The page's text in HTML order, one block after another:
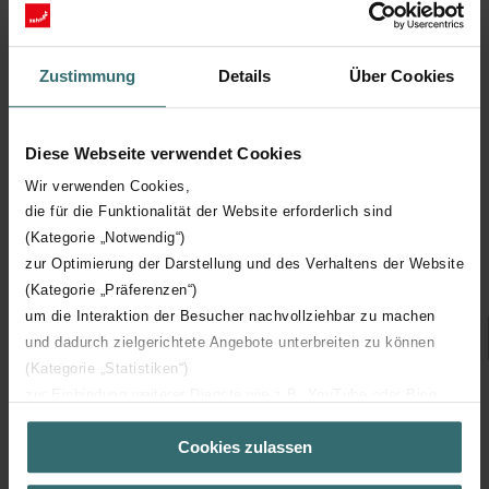
Zustimmung Details Über Cookies
Diese Webseite verwendet Cookies
Wir verwenden Cookies,
die für die Funktionalität der Website erforderlich sind
(Kategorie „Notwendig“)
zur Optimierung der Darstellung und des Verhaltens der Website
(Kategorie „Präferenzen“)
um die Interaktion der Besucher nachvollziehbar zu machen
und dadurch zielgerichtete Angebote unterbreiten zu können
(Kategorie „Statistiken“)
(Kategorie „Marketing“)
Über „Details zeigen“ bzw. die Datenschutzerklärung erhalten
Sie weitere Informationen. Durch die Auswahl der Kategorie
Cookies zulassen
Traffic White (9016* / RAL 9016)
Escoje, por favor
* Estos colores/superficies tienen un acabado brillante, el resto tiene un
A pesar del cuidado máximo puesto durante el proceso de lacado de
nuestros radiadores, es posible que existan ligeras desviaciones en el color
según la serie de fabricación y las superficies de aplicación del color